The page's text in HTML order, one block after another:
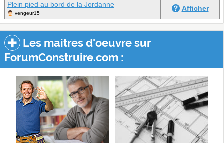
Plein pied au bord de la Jordanne
vengeur15
Afficher
Les maitres d'oeuvre sur
ForumConstruire.com :